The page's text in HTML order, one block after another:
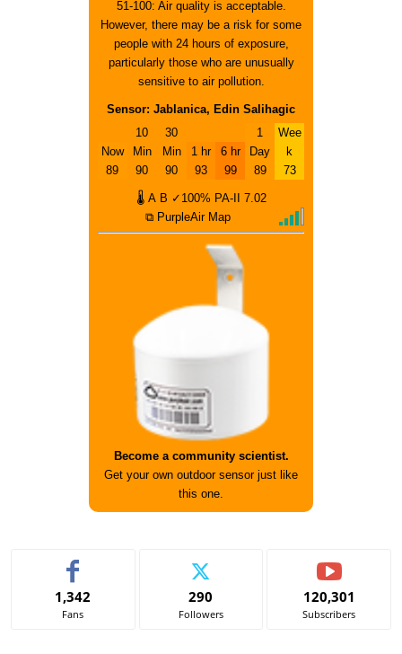
51-100: Air quality is acceptable.
However, there may be a risk for some
people with 24 hours of exposure,
particularly those who are unusually
sensitive to air pollution.
Sensor: Jablanica, Edin Salihagic
Now
89
10
Min
90
30
Min
90
1 hr
93
6 hr
99
1
Day
89
Wee
k
73
🌡 A B ✓100% PA-II 7.02
⧉ PurpleAir Map
Become a community scientist.
Get your own outdoor sensor just like
this one.
1,342
Fans
290
Followers
120,301
Subscribers